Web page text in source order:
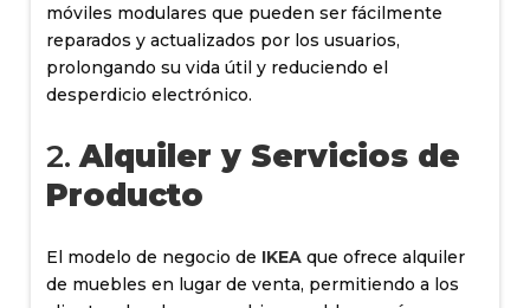
móviles modulares que pueden ser fácilmente
reparados y actualizados por los usuarios,
prolongando su vida útil y reduciendo el
desperdicio electrónico.
2.Alquiler y Servicios de
Producto
El modelo de negocio de IKEA que ofrece alquiler
de muebles en lugar de venta, permitiendo a los